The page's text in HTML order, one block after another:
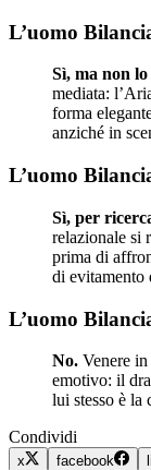
L’uomo
Sì, ma non
mediata:
forma
anziché in
L’uomo
Sì, per
relazionale si
prima di
di evitamento
L’uomo
No. Venere
emotivo: il
lui stesso è la
Condividi
x facebook